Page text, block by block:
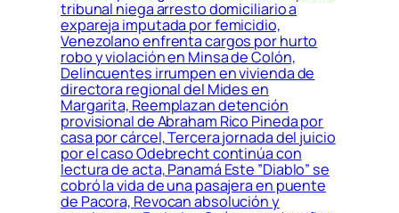
tribunal niega arresto domiciliario a
expareja imputada por femicidio,
Venezolano enfrenta cargos por hurto
robo y violación en Minsa de Colón,
Delincuentes irrumpen en vivienda de
directora regional del Mides en
Margarita, Reemplazan detención
provisional de Abraham Rico Pineda por
casa por cárcel, Tercera jornada del juicio
por el caso Odebrecht continúa con
lectura de acta, Panamá Este ”Diablo” se
cobró la vida de una pasajera en puente
de Pacora, Revocan absolución y